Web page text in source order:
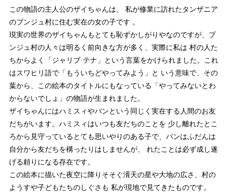
この物語の主人公のザイちゃんは、 私が修業に訪れたタンザニア
のブンジュ村に住む実在の女の子です 。
現実の世界のザイちゃんもとても恥ずかしがりやなのですが、ブ
ンジュ村の人々は明るく前向きな方が多く、実際に私は 村の人た
ちからよく「ジャリブ·テナ」という言葉をかけられました。これ
はスワヒリ語で「もういちどやってみよう」と いう意味で、その
葉から、この絵本のタイトルにもなっている「やってみないとわ
からないでしょ」の物語が生まれました。
ザイちゃんにはハミスィやバンという同じく実在する人間のお友
だちがいます。ハミスィはいつも友だちのことを 少し離れたとこ
ろから見守っているとても思いやりのある子で、バンはふだんは
自分から友だちを構ったりはしませんが、 れたことは必ず成し遂
げる頼りになる存在です。
この絵本に描いた夜空に降りそそぐ湑天の星や大地の広さ、村の
ようすや子どもたちのしぐさも 私が現地で見てきたものです。